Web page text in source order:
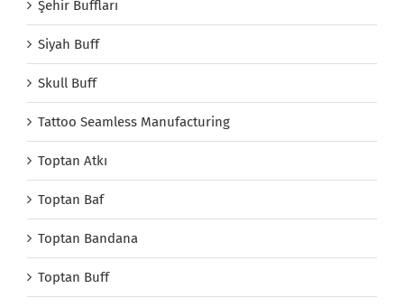
Şehir Buffları
Siyah Buff
Skull Buff
Tattoo Seamless Manufacturing
Toptan Atkı
Toptan Baf
Toptan Bandana
Toptan Buff